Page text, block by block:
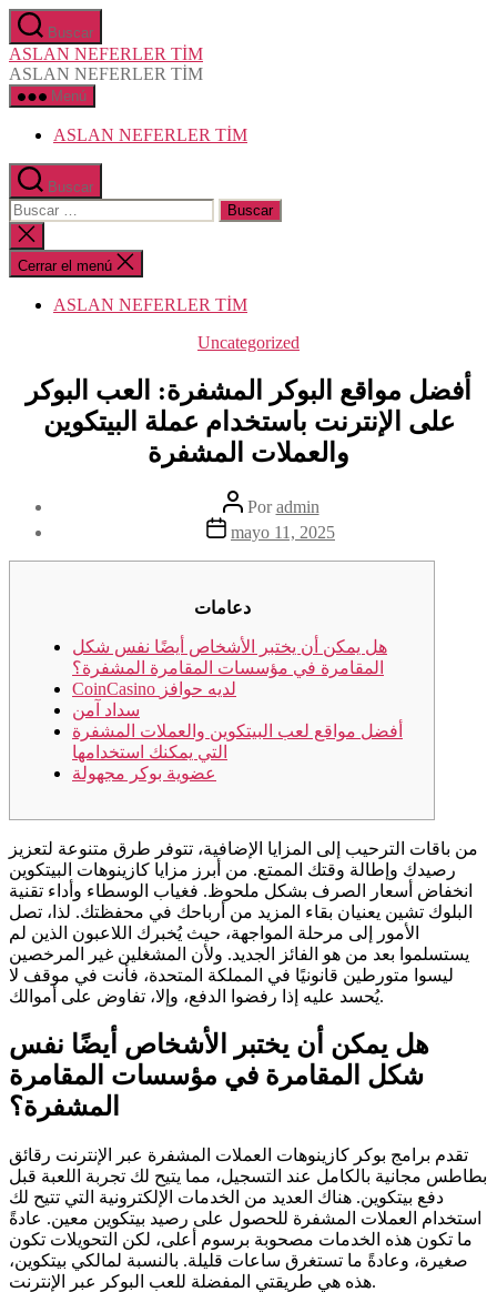
Saltar
al
contenido
Buscar
ASLAN NEFERLER TİM
ASLAN NEFERLER TİM
Menú
ASLAN NEFERLER TİM
Buscar
Buscar:
Cerrar
la
búsqueda
Cerrar el menú
ASLAN NEFERLER TİM
Categorías
Uncategorized
أفضل مواقع البوكر المشفرة: العب البوكر
على الإنترنت باستخدام عملة البيتكوين
والعملات المشفرة
Autor
de
la
entrada
Poradmin
Fecha
la
mayo 11, 2025
دعامات
هل يمكن أن يختبر الأشخاص أيضًا نفس شكل
المقامرة في مؤسسات المقامرة المشفرة؟
CoinCasino لديه حوافز
سداد آمن
أفضل مواقع لعب البيتكوين والعملات المشفرة
التي يمكنك استخدامها
عضوية بوكر مجهولة
من باقات الترحيب إلى المزايا الإضافية، تتوفر طرق متنوعة لتعزيز
رصيدك وإطالة وقتك الممتع. من أبرز مزايا كازينوهات البيتكوين
انخفاض أسعار الصرف بشكل ملحوظ. فغياب الوسطاء وأداء تقنية
البلوك تشين يعنيان بقاء المزيد من أرباحك في محفظتك. لذا، تصل
الأمور إلى مرحلة المواجهة، حيث يُخبرك اللاعبون الذين لم
يستسلموا بعد من هو الفائز الجديد. ولأن المشغلين غير المرخصين
ليسوا متورطين قانونيًا في المملكة المتحدة، فأنت في موقف لا
يُحسد عليه إذا رفضوا الدفع، وإلا، تفاوض على أموالك.
هل يمكن أن يختبر الأشخاص أيضًا نفس
شكل المقامرة في مؤسسات المقامرة
المشفرة؟
تقدم برامج بوكر كازينوهات العملات المشفرة عبر الإنترنت رقائق
بطاطس مجانية بالكامل عند التسجيل، مما يتيح لك تجربة اللعبة قبل
دفع بيتكوين. هناك العديد من الخدمات الإلكترونية التي تتيح لك
استخدام العملات المشفرة للحصول على رصيد بيتكوين معين. عادةً
ما تكون هذه الخدمات مصحوبة برسوم أعلى، لكن التحويلات تكون
صغيرة، وعادةً ما تستغرق ساعات قليلة. بالنسبة لمالكي بيتكوين،
هذه هي طريقتي المفضلة للعب البوكر عبر الإنترنت.